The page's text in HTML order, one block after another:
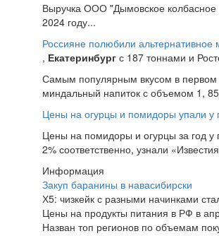
Выручка ООО "Дымовское колбасное
2024 году...
Россияне полюбили альтернативное
, Екатеринбург с 187 тоннами и
Самым популярным вкусом в первом
миндальный напиток с объемом 1,
Цены на огурцы и помидоры упали у
Цены на помидоры и огурцы за год у
2% соответственно, узнали
Информация
Закуп баранины в навасибирски
Х5: чизкейк с разными начинками
Цены на продукты питания в РФ в
Назван топ регионов по объемам